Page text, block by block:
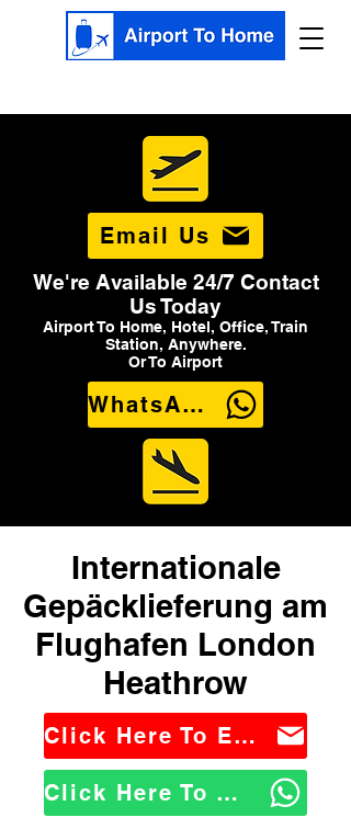
Email Us
We're Available 24/7 Contact
Us Today
Airport To Home, Hotel, Office, Train
Station, Anywhere.
Or To Airport
WhatsApp Us
Internationale
Gepäcklieferung am
Flughafen London
Heathrow
Click Here To Email Us
Click Here To WhatsApp Us